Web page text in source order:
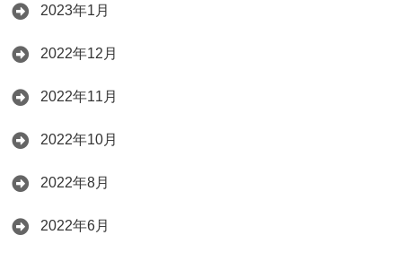
2023年1月
2022年12月
2022年11月
2022年10月
2022年8月
2022年6月